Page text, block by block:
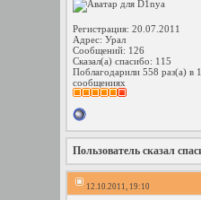
Регистрация: 20.07.2011
Адрес: Урал
Сообщений: 126
Сказал(а) спасибо: 115
Поблагодарили 558 раз(а) в
сообщениях
Пользователь сказал
12.10.2011, 19:10